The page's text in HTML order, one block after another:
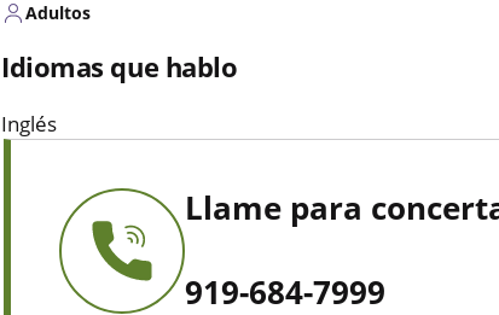
Adultos
Idiomas que hablo
Inglés
Llame para
919-684-7999